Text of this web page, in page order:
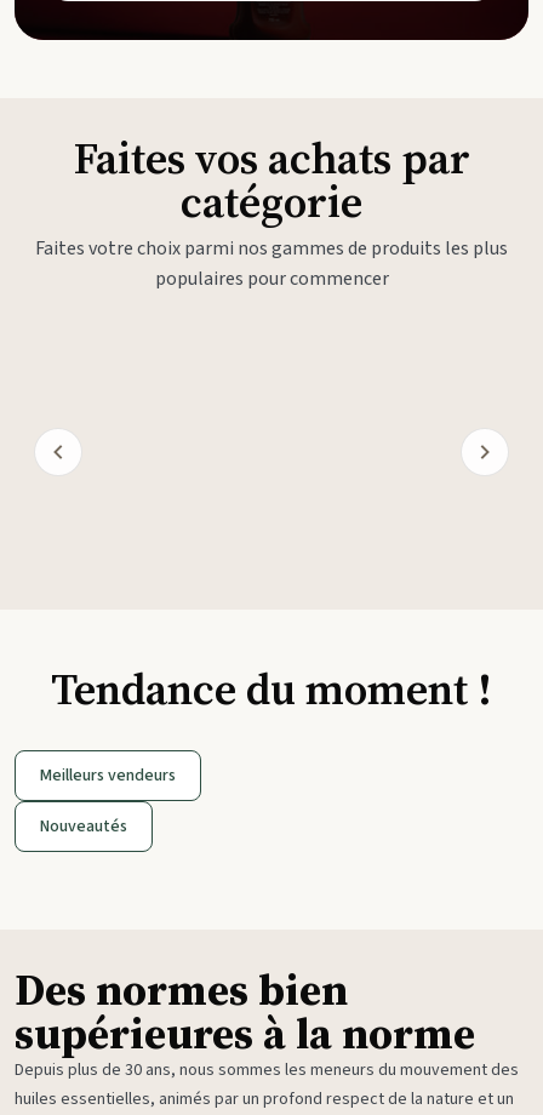
Faites vos achats par
catégorie
Faites votre choix parmi nos gammes de produits les plus
populaires pour commencer
Tendance du moment !
Meilleurs vendeurs
Nouveautés
Des normes bien
supérieures à la norme
Depuis plus de 30 ans, nous sommes les meneurs du mouvement des
huiles essentielles, animés par un profond respect de la nature et un